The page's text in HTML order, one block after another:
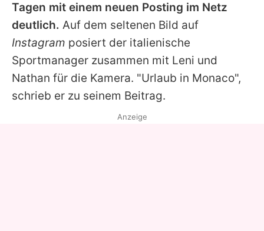
Tagen mit einem neuen Posting im Netz
deutlich. Auf dem seltenen Bild auf
Instagram posiert der italienische
Sportmanager zusammen mit Leni und
Nathan für die Kamera. "Urlaub in Monaco",
schrieb er zu seinem Beitrag.
Anzeige